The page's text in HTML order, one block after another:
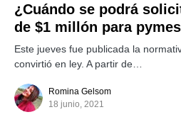
¿Cuándo se podrá
de $1 millón para
Este jueves fue publicada la
convirtió en ley. A partir de…
Romina Gelsom
18 junio, 2021